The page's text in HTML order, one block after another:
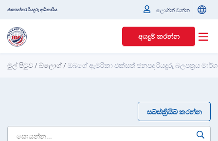
ජාත්‍යන්තර රියදුරු අධිකාරිය ලොගින් වන්න
අයදුම් කරන්න
මුල් පිටුව /බ්ලොග් /ඔබගේ ඇමරිකා එක්සත් ජනපද රියදුරු බලපත්‍රය
සබ්ස්ක්‍රියිබ් කරන්න